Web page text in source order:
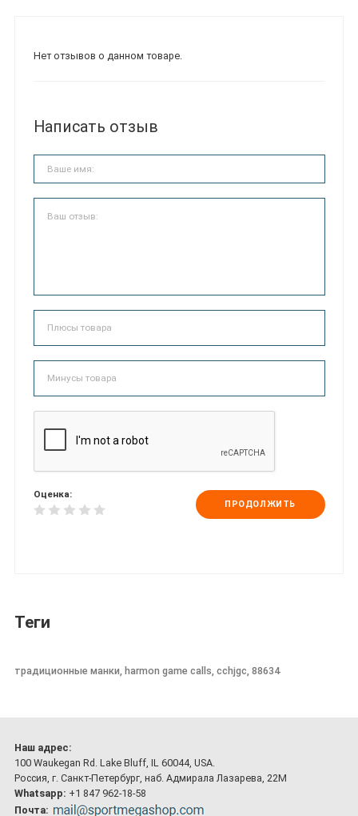
Нет отзывов о данном товаре.
Написать отзыв
Оценка:
ПРОДОЛЖИТЬ
Теги
традиционные манки, harmon game calls, cchjgc, 88634
Наш адрес:
100 Waukegan Rd. Lake Bluff, IL 60044, USA.
Россия, г. Санкт-Петербург, наб. Адмирала Лазарева, 22М
Whatsapp: +1 847 962-18-58
Почта: